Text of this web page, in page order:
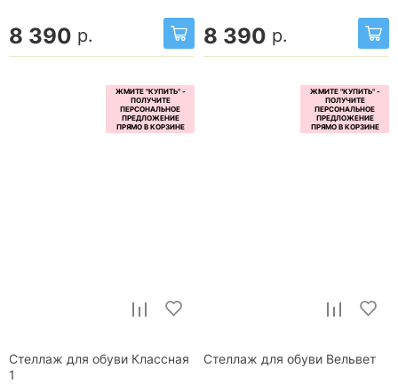
8 390 р. 8 390 р.
Стеллаж для обуви Классная
1
Стеллаж для обуви Вельвет